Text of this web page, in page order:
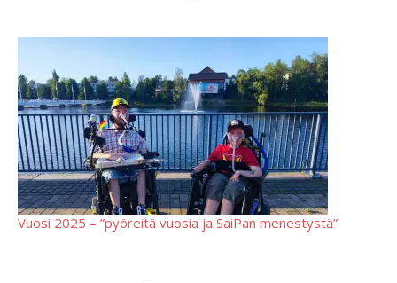
Vuosi 2025 – ”pyöreitä vuosia ja SaiPan menestystä”